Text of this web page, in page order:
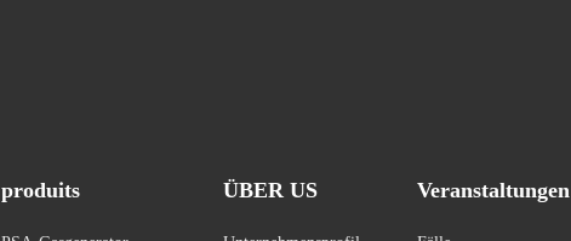
produits ÜBER US Veranstaltungen